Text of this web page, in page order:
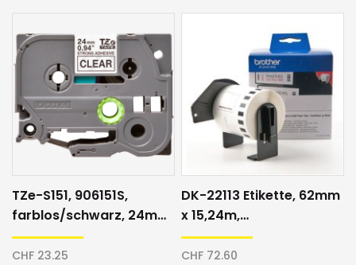
TZe-S151, 906151S,
farblos/schwarz, 24mm,
Schriftband
CHF 23.25
DK-22113 Etikette, 62mm
x 15,24m,
transparent/schwarz,
plastifiziert
CHF 72.60